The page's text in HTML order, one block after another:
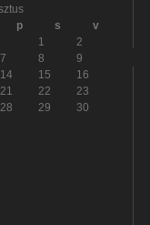
p s
v
1
2
7 8
9
14 15
16
21 22
23
28 29
30